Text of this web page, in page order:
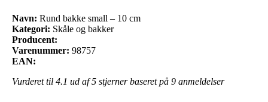
Navn: Rund bakke small – 10 cm
Kategori: Skåle og bakker
Producent:
Varenummer: 98757
EAN:
Vurderet til 4.1 ud af 5 stjerner baseret på 9 anmeldelser